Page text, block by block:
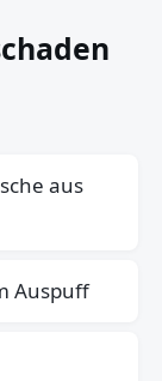
aus
Auspuff